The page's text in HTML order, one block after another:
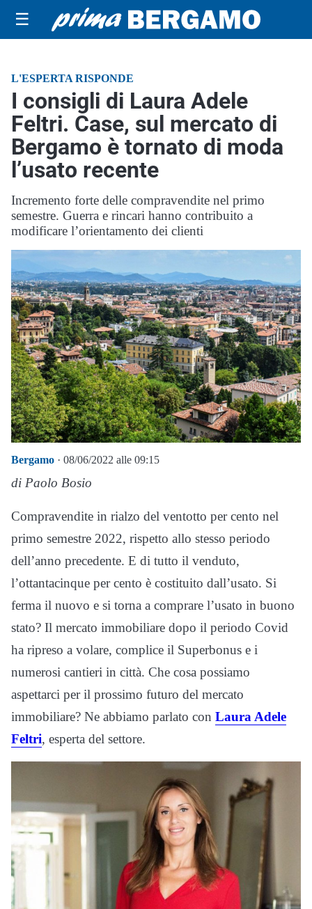
☰
L'ESPERTA RISPONDE
I consigli di Laura Adele
Feltri. Case, sul mercato di
Bergamo è tornato di moda
l’usato recente
Incremento forte delle compravendite nel primo
semestre. Guerra e rincari hanno contribuito a
modificare l’orientamento dei clienti
Bergamo · 08/06/2022 alle 09:15
di Paolo Bosio
Compravendite in rialzo del ventotto per cento nel
primo semestre 2022, rispetto allo stesso periodo
dell’anno precedente. E di tutto il venduto,
l’ottantacinque per cento è costituito dall’usato. Si
ferma il nuovo e si torna a comprare l’usato in buono
stato? Il mercato immobiliare dopo il periodo Covid
ha ripreso a volare, complice il Superbonus e i
numerosi cantieri in città. Che cosa possiamo
aspettarci per il prossimo futuro del mercato
immobiliare? Ne abbiamo parlato con Laura Adele
Feltri, esperta del settore.